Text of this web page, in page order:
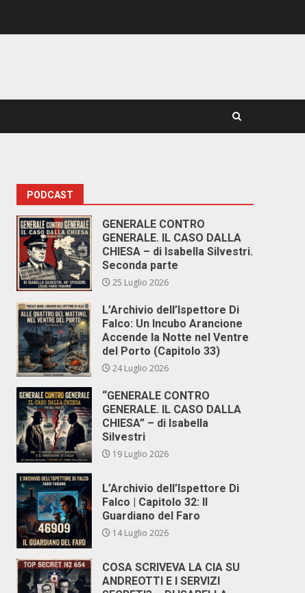
PODCAST
GENERALE CONTRO
GENERALE. IL CASO DALLA
CHIESA – di Isabella Silvestri.
Seconda parte
25 Luglio 2026
L’Archivio dell’Ispettore Di
Falco: Un Incubo Arancione
Accende la Notte nel Ventre
del Porto (Capitolo 33)
24 Luglio 2026
“GENERALE CONTRO
GENERALE. IL CASO DALLA
CHIESA” – di Isabella
Silvestri
19 Luglio 2026
L’Archivio dell’Ispettore Di
Falco | Capitolo 32: Il
Guardiano del Faro
14 Luglio 2026
COSA SCRIVEVA LA CIA SU
ANDREOTTI E I SERVIZI